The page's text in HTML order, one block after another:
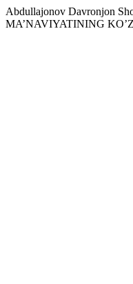
Abdullajonov Davronjon
MA’NAVIYATINING